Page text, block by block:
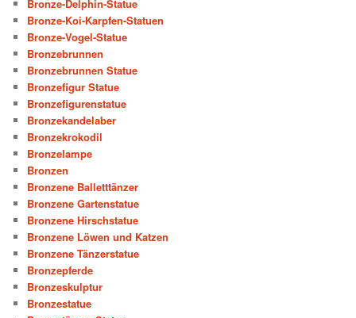
Bronze-Delphin-Statue
Bronze-Koi-Karpfen-Statuen
Bronze-Vogel-Statue
Bronzebrunnen
Bronzebrunnen Statue
Bronzefigur Statue
Bronzefigurenstatue
Bronzekandelaber
Bronzekrokodil
Bronzelampe
Bronzen
Bronzene Balletttänzer
Bronzene Gartenstatue
Bronzene Hirschstatue
Bronzene Löwen und Katzen
Bronzene Tänzerstatue
Bronzepferde
Bronzeskulptur
Bronzestatue